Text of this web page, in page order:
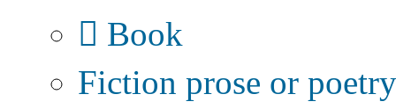
Book
Fiction prose or poetry